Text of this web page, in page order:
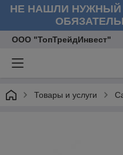
НЕ НАШЛИ НУЖНЫЙ
ООО "ТопТрейдИнвест"
Товары и услуги